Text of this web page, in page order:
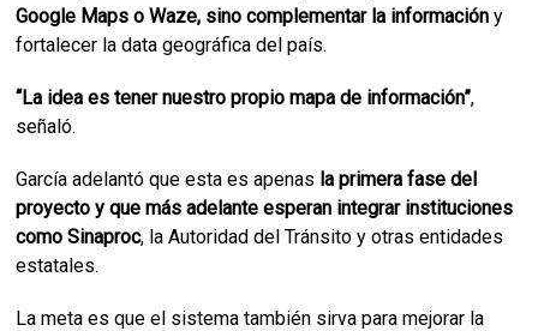
Google Maps o Waze, sino complementar la informacióny
fortalecer la data geográfica del país.
“La idea es tener nuestro propio mapa de información”,
señaló.
García adelantó que esta es apenas la primera fase del
proyecto y que más adelante esperan integrar instituciones
como Sinaproc, la Autoridad del Tránsito y otras entidades
estatales.
La meta es que el sistema también sirva para mejorar la